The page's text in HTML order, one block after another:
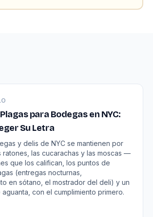
para Bodegas en NYC:
Su Letra
y delis de NYC se mantienen por
ratones, las cucarachas y las moscas —
que los califican, los puntos de
(entregas nocturnas,
en sótano, el mostrador del deli) y un
con el cumplimiento primero.